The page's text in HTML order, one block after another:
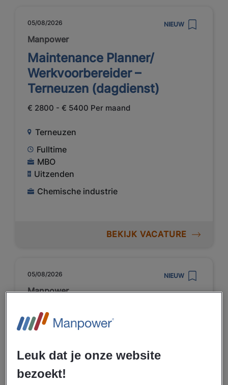
05/08/2026 NIEUW
Manpower
Maintenance Planner/
Werkvoorbereider –
Terneuzen (dagdienst)
€ 2800 - € 5400 Per maand
Terneuzen
Fulltime
MBO
Uitzenden
Chemische industrie
BEKIJK VACATURE
05/08/2026 NIEUW
Manpower
Turnaround Planner
Terneuzen
Hoek
MBO
Leuk dat je onze website
bezoekt!